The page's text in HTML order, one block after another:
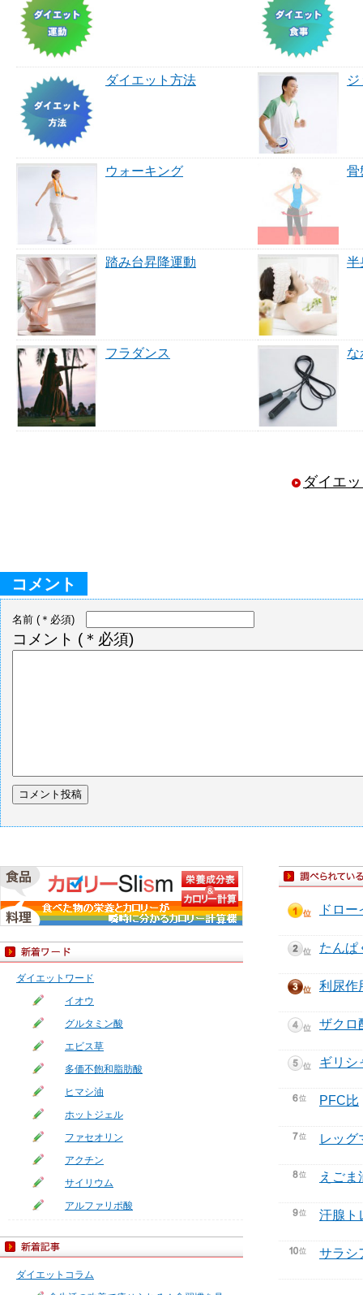
ダイエット方法
ウォーキング 骨
踏み台昇降運動 半
フラダンス な
ダイエ
コメント
名前 (＊必須)
コメント (＊必須)
ダイエットワード
イオウ
グルタミン酸
エビス草
多価不飽和脂肪酸
ヒマシ油
ホットジェル
ファセオリン
アクチン
サイリウム
アルファリポ酸
ダイエットコラム
ドロー
たんぱ
利尿作
ザクロ
ギリシ
PFC比
レッグ
えごま
汗腺ト
サラシ